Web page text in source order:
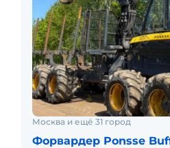
Москва и ещё 31 город
Форвардер Ponsse